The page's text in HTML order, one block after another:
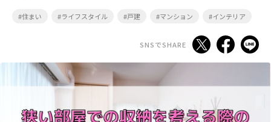
#住まい #ライフスタイル #戸建 #マンション #インテリア
SNSでSHARE